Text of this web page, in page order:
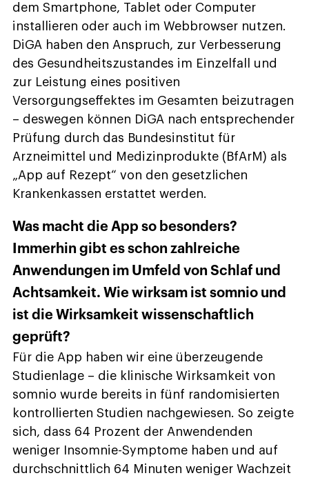
dem Smartphone, Tablet oder Computer
installieren oder auch im Webbrowser nutzen.
DiGA haben den Anspruch, zur Verbesserung
des Gesundheitszustandes im Einzelfall und
zur Leistung eines positiven
Versorgungseffektes im Gesamten beizutragen
– deswegen können DiGA nach entsprechender
Prüfung durch das Bundesinstitut für
Arzneimittel und Medizinprodukte (BfArM) als
„App auf Rezept“ von den gesetzlichen
Krankenkassen erstattet werden.
Was macht die App so besonders?
Immerhin gibt es schon zahlreiche
Anwendungen im Umfeld von Schlaf und
Achtsamkeit. Wie wirksam ist somnio und
ist die Wirksamkeit wissenschaftlich
geprüft?
Für die App haben wir eine überzeugende
Studienlage – die klinische Wirksamkeit von
somnio wurde bereits in fünf randomisierten
kontrollierten Studien nachgewiesen. So zeigte
sich, dass 64 Prozent der Anwendenden
weniger Insomnie-Symptome haben und auf
durchschnittlich 64 Minuten weniger Wachzeit